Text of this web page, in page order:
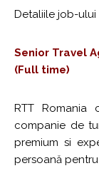
Detaliile job-ului
Senior Travel
(Full time)
RTT Romania
companie de
premium si
persoană